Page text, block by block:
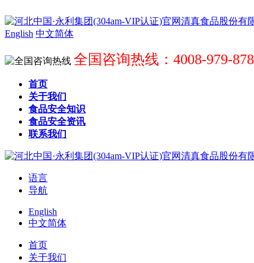
English 中文简体
全国咨询热线：4008-979-878
首页
关于我们
食品安全知识
食品安全资讯
联系我们
语言
导航
English
中文简体
首页
关于我们